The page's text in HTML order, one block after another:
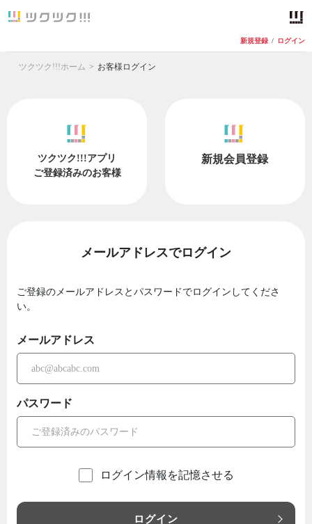
新規登録 / ログイン
ツクツク!!!ホーム お客様ログイン
ツクツク!!!アプリ
ご登録済みのお客様
新規会員登録
メールアドレスでログイン
ご登録のメールアドレスとパスワードでログインしてくださ
い。
メールアドレス
パスワード
ログイン情報を記憶させる
ログイン